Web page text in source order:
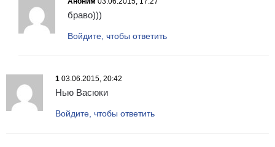
браво)))
Войдите, чтобы ответить
1 03.06.2015, 20:42
Нью Васюки
Войдите, чтобы ответить